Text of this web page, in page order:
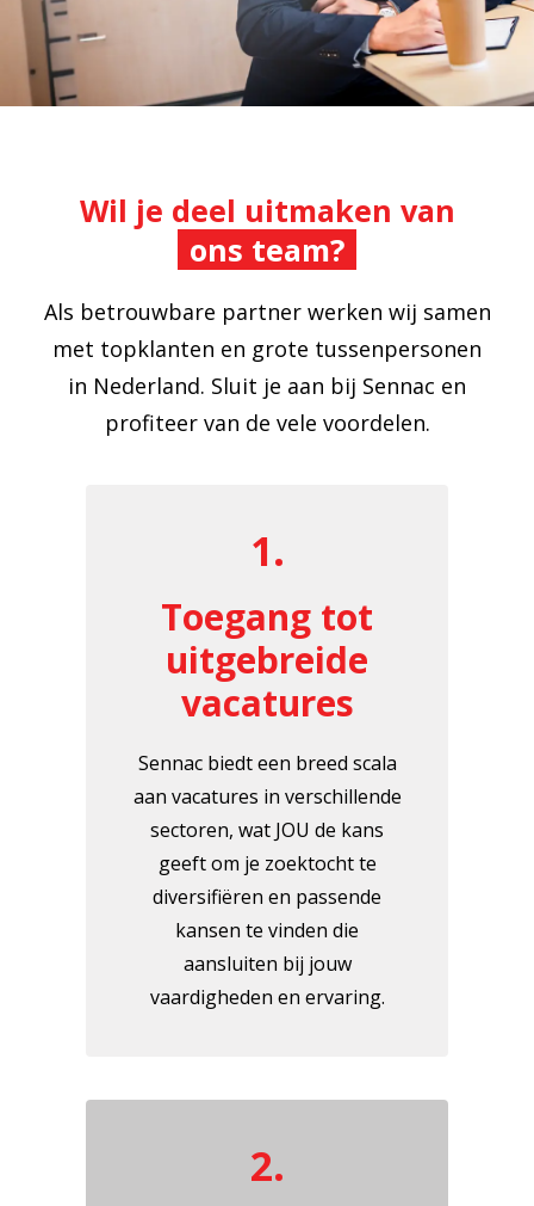
Wil je deel uitmaken van
ons team?
Als betrouwbare partner werken wij samen
met topklanten en grote tussenpersonen
in Nederland. Sluit je aan bij Sennac en
profiteer van de vele voordelen.
1.
Toegang tot
uitgebreide
vacatures
Sennac biedt een breed scala
aan vacatures in verschillende
sectoren, wat JOU de kans
geeft om je zoektocht te
diversifiëren en passende
kansen te vinden die
aansluiten bij jouw
vaardigheden en ervaring.
2.